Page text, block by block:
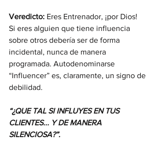
Veredicto: Eres Entrenador, ¡por Dios!
Si eres alguien que tiene influencia
sobre otros debería ser de forma
incidental, nunca de manera
programada. Autodenominarse
“Influencer” es, claramente, un signo de
debilidad.
“¿QUE TAL SI INFLUYES EN TUS
CLIENTES... Y DE MANERA
SILENCIOSA?”.